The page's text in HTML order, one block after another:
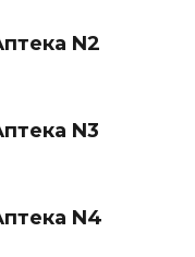
N2
N3
N4